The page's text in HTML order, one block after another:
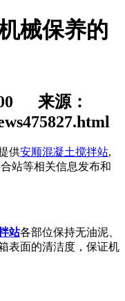
械保养的
来源：
供安顺混凝土搅拌站,
站等相关信息发布和
站各部位保持无油泥、
表面的清洁度，保证机